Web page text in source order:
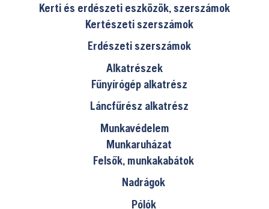
Kerti és erdészeti eszközök, szerszámok
Kertészeti szerszámok
Erdészeti szerszámok
Alkatrészek
Fűnyírógép alkatrész
Láncfűrész alkatrész
Munkavédelem
Munkaruházat
Felsők, munkakabátok
Nadrágok
Pólók